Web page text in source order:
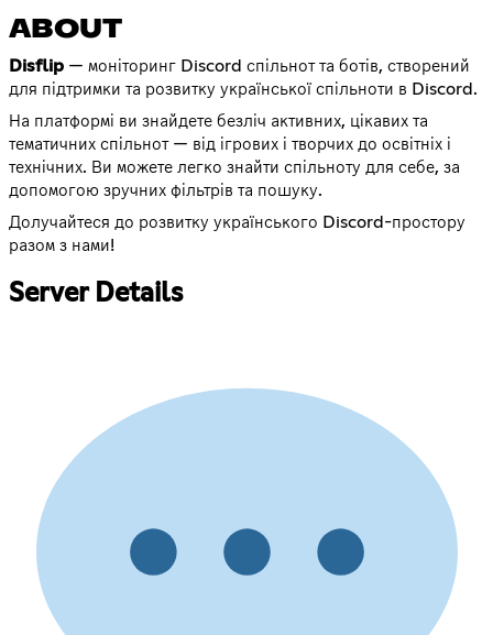
ABOUT
Disflip — моніторинг Discord спільнот та ботів, створений
для підтримки та розвитку української спільноти в Discord.
На платформі ви знайдете безліч активних, цікавих та
тематичних спільнот — від ігрових і творчих до освітніх і
технічних. Ви можете легко знайти спільноту для себе, за
допомогою зручних фільтрів та пошуку.
Долучайтеся до розвитку українського Discord-простору
разом з нами!
Server Details